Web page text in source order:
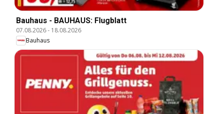
Bauhaus - BAUHAUS: Flugblatt
07.08.2026- 18.08.2026
Bauhaus